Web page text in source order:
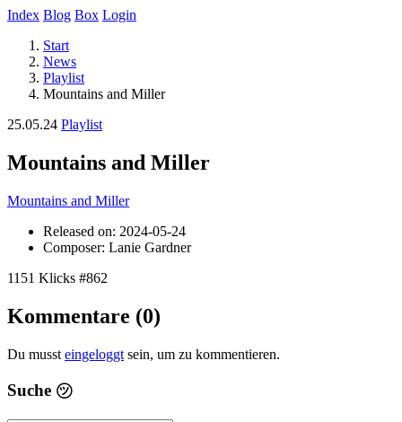
Index Blog Box Login
Start
News
Playlist
Mountains and Miller
25.05.24 Playlist
Mountains and Miller
Mountains and Miller
Released on: 2024-05-24
Composer: Lanie Gardner
1151 Klicks #862
Kommentare (0)
Du musst eingeloggt sein, um zu kommentieren.
Suche ㋡